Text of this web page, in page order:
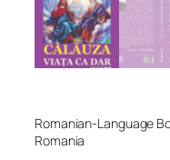
Romanian-Language
Romania